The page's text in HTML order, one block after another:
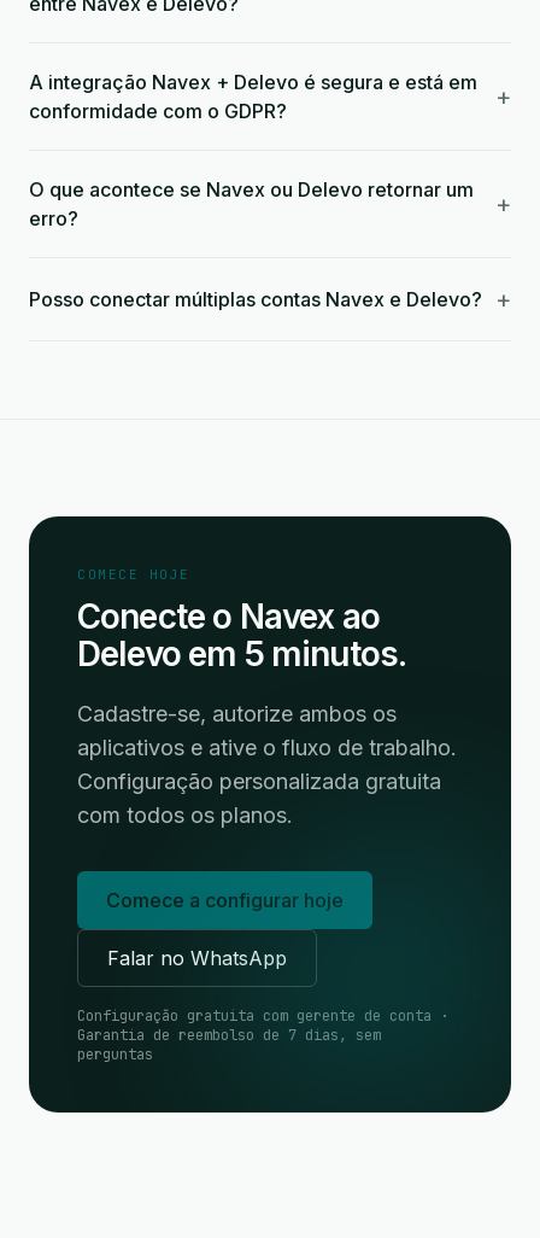
A integração Navex + Delevo é segura e está em
conformidade com o GDPR?
+
O que acontece se Navex ou Delevo retornar um
erro?
+
Posso conectar múltiplas contas Navex e Delevo? +
COMECE HOJE
Conecte o Navex ao
Delevo em 5 minutos.
Cadastre-se, autorize ambos os
aplicativos e ative o fluxo de trabalho.
Configuração personalizada gratuita
com todos os planos.
Comece a configurar hoje
Falar no WhatsApp
Configuração gratuita com gerente de conta ·
Garantia de reembolso de 7 dias, sem
perguntas